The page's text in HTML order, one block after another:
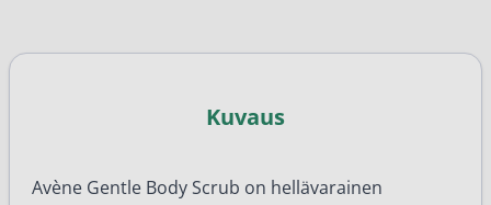
Kuvaus
Avène Gentle Body Scrub on hellävarainen